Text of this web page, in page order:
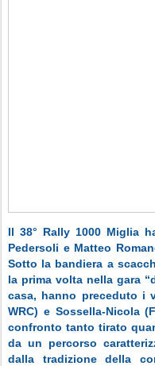
Il 38° Rally 1000 Miglia
Pedersoli e Matteo
Sotto la bandiera a
la prima volta nella gara
casa, hanno preceduto i
WRC) e Sossella-Nicola
confronto tanto tirato
da un percorso
dalla tradizione della